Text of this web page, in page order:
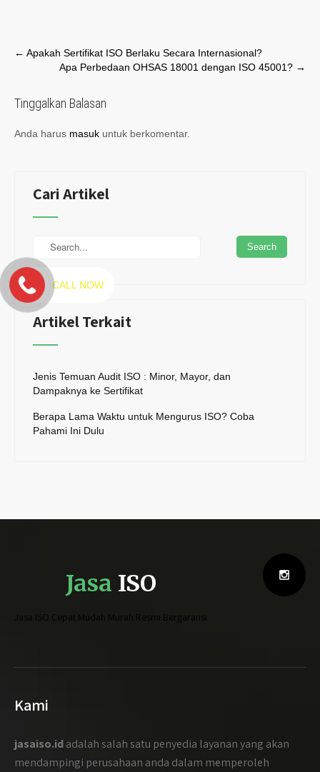
Post
navigation
← Apakah Sertifikat ISO Berlaku Secara Internasional?
Apa Perbedaan OHSAS 18001 dengan ISO 45001? →
Tinggalkan Balasan
Anda harus masuk untuk berkomentar.
Cari Artikel
Artikel Terkait
Jenis Temuan Audit ISO : Minor, Mayor, dan
Dampaknya ke Sertifikat
Berapa Lama Waktu untuk Mengurus ISO? Coba
Pahami Ini Dulu
Jasa ISO
Jasa ISO Cepat Mudah Murah Resmi Bergaransi
Kami
jasaiso.id adalah salah satu penyedia layanan yang akan
mendampingi perusahaan anda dalam memperoleh
CALL NOW